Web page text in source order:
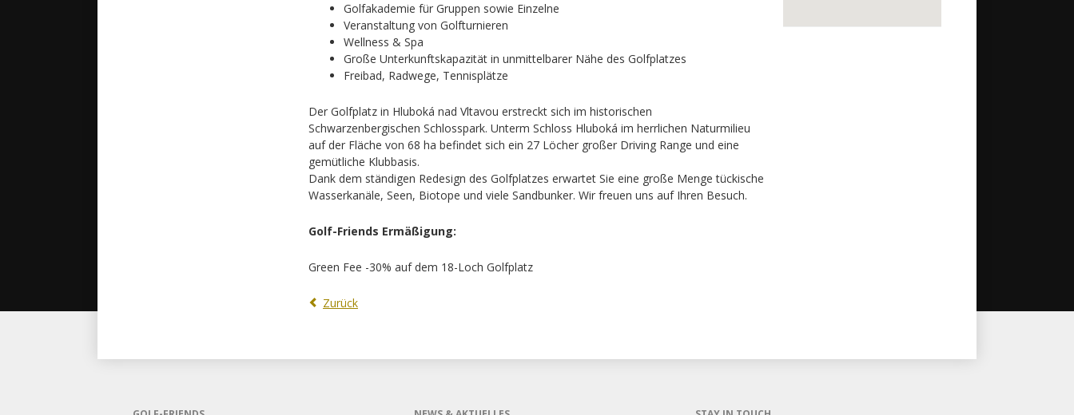
Golfakademie für Gruppen sowie Einzelne
Veranstaltung von Golfturnieren
Wellness & Spa
Große Unterkunftskapazität in unmittelbarer Nähe des Golfplatzes
Freibad, Radwege, Tennisplätze
Der Golfplatz in Hluboká nad Vltavou erstreckt sich im historischen
Schwarzenbergischen Schlosspark. Unterm Schloss Hluboká im herrlichen Naturmilieu
auf der Fläche von 68 ha befindet sich ein 27 Löcher großer Driving Range und eine
gemütliche Klubbasis.
Dank dem ständigen Redesign des Golfplatzes erwartet Sie eine große Menge tückische
Wasserkanäle, Seen, Biotope und viele Sandbunker. Wir freuen uns auf Ihren Besuch.
Green Fee -30% auf dem 18-Loch Golfplatz
Zurück